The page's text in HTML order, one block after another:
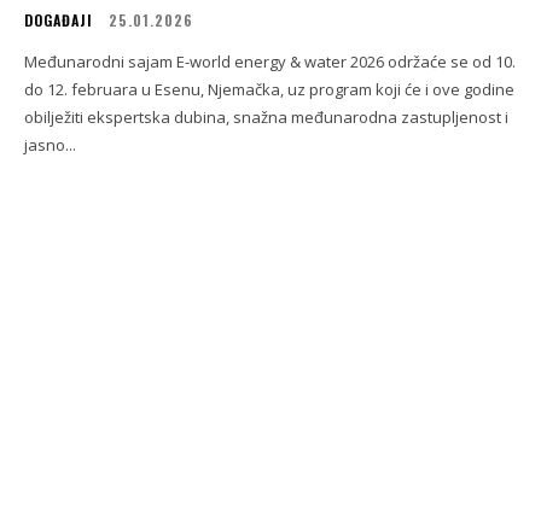
DOGAĐAJI 25.01.2026
Međunarodni sajam E-world energy & water 2026 održaće se od 10.
do 12. februara u Esenu, Njemačka, uz program koji će i ove godine
obilježiti ekspertska dubina, snažna međunarodna zastupljenost i
jasno...